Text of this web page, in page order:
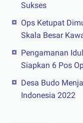
Sukses
Ops Ketupat
Skala Besar
Pengamanan
Siapkan 6 Pos
Desa Budo
Indonesia 2022